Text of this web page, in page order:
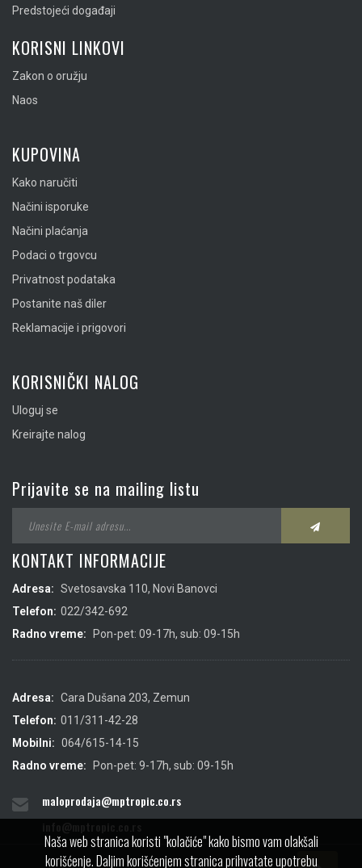
Predstojeći događaji
KORISNI LINKOVI
Zakon o oružju
Naos
KUPOVINA
Kako naručiti
Načini isporuke
Načini plaćanja
Podaci o trgovcu
Privatnost podataka
Postanite naš diler
Reklamacije i prigovori
KORISNIČKI NALOG
Uloguj se
Kreirajte nalog
Prijavite se na mailing listu
KONTAKT INFORMACIJE
Adresa: Svetosavska 110, Novi Banovci
Telefon: 022/342-692
Radno vreme:
Pon-pet: 09-17h, sub: 09-15h
Adresa: Cara Dušana 203, Zemun
Telefon: 011/311-42-28
Mobilni: 064/615-14-15
Radno vreme:
Pon-pet: 9-17h, sub: 09-15h
maloprodaja@mptropic.co.rs
Naša web stranica koristi "kolačiće" kako bismo vam olakšali
korišćenje. Daljim korišćenjem stranica prihvatate upotrebu